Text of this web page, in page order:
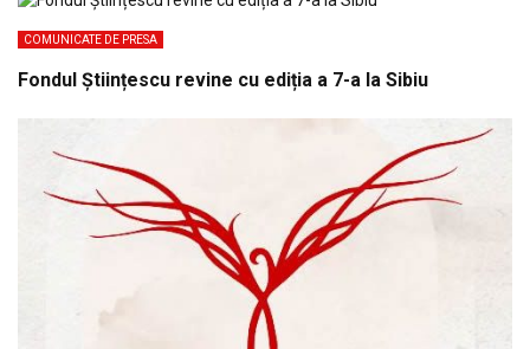
COMUNICATE DE PRESA
Fondul Științescu revine cu ediția a 7-a la Sibiu